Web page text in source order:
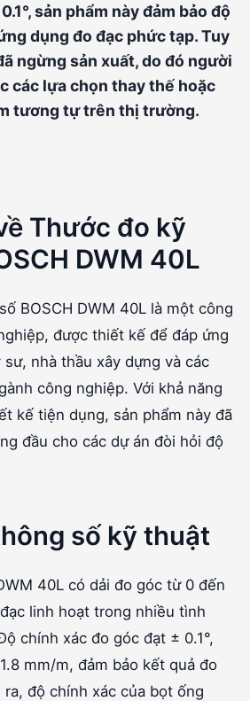
sản phẩm này đảm bảo độ
dụng đo đạc phức tạp. Tuy
ngừng sản xuất, do đó người
các lựa chọn thay thế hoặc
tương tự trên thị trường.
Thước đo kỹ
DWM 40L
BOSCH DWM 40L là một công
được thiết kế để đáp ứng
nhà thầu xây dựng và các
công nghiệp. Với khả năng
kế tiện dụng, sản phẩm này đã
đầu cho các dự án đòi hỏi độ
số kỹ thuật
40L có dải đo góc từ 0 đến
linh hoạt trong nhiều tình
chính xác đo góc đạt ± 0.1°,
mm/m, đảm bảo kết quả đo
độ chính xác của bọt ống